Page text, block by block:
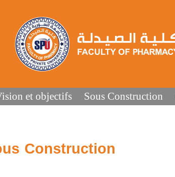
et objectifs Sous Construction
Construction